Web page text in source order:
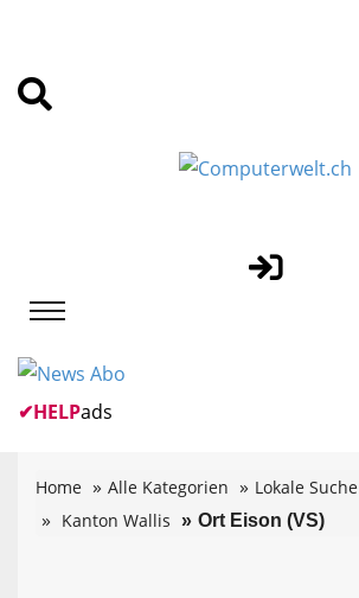
✔HELPads
Home Alle Kategorien
Lokale Suche
Kanton Wallis
Ort Eison (VS)